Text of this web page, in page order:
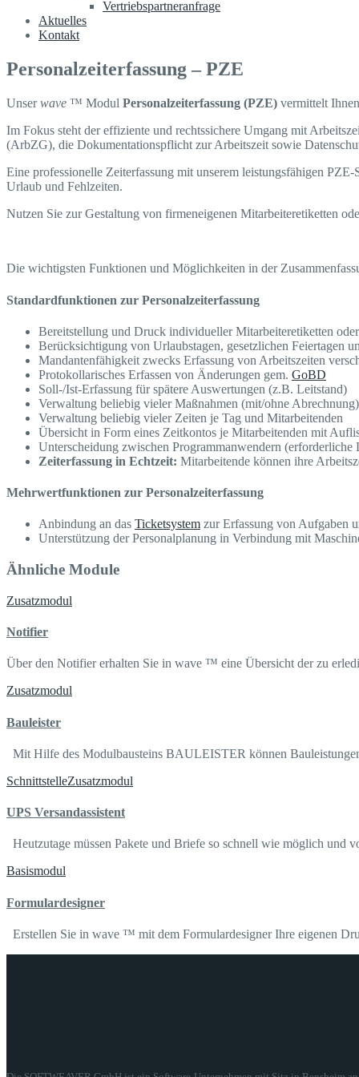
Vertriebspartneranfrage
Aktuelles
Kontakt
Personalzeiterfassung – PZE
Unserwave ™ Modul Personalzeiterfassung (PZE) vermittelt
Im Fokus steht der effiziente und rechtssichere Umgang mit
(ArbZG), die Dokumentationspflicht zur Arbeitszeit sowie
Eine professionelle Zeiterfassung mit unserem leistungsfähigen
Urlaub und Fehlzeiten.
Nutzen Sie zur Gestaltung von firmeneigenen Mitarbeiteretiketten
Die wichtigsten Funktionen und Möglichkeiten in der
Standardfunktionen zur Personalzeiterfassung
Bereitstellung und Druck individueller Mitarbeiteretiketten
Berücksichtigung von Urlaubstagen, gesetzlichen Feiertagen
Mandantenfähigkeit zwecks Erfassung von Arbeitszeiten
Protokollarisches Erfassen von Änderungen gem. GoBD
Soll-/Ist-Erfassung für spätere Auswertungen (z.B. Leitstand)
Verwaltung beliebig vieler Maßnahmen (mit/ohne Abrechnung)
Verwaltung beliebig vieler Zeiten je Tag und Mitarbeitenden
Übersicht in Form eines Zeitkontos je Mitarbeitenden mit
Unterscheidung zwischen Programmanwendern
Zeiterfassung in Echtzeit: Mitarbeitende können ihre
Mehrwertfunktionen zur Personalzeiterfassung
Anbindung an das Ticketsystem zur Erfassung von Aufgaben
Unterstützung der Personalplanung in Verbindung mit
Ähnliche Module
Zusatzmodul
Notifier
Über den Notifier erhalten Sie in wave ™ eine Übersicht der zu
Zusatzmodul
Bauleister
Mit Hilfe des Modulbausteins BAULEISTER können
SchnittstelleZusatzmodul
UPS Versandassistent
Heutzutage müssen Pakete und Briefe so schnell wie möglich und
Basismodul
Formulardesigner
Erstellen Sie in wave ™ mit dem Formulardesigner Ihre eigenen